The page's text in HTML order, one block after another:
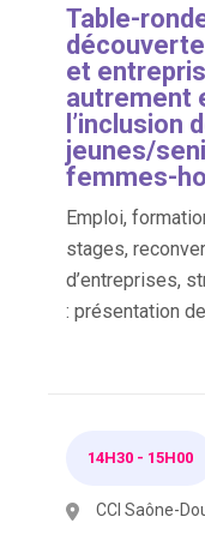
Table-
et
autrement
l’inclusion
jeunes/
femmes-
Emploi,
stages,
d’entreprises,
: présentation
14H30 - 15H00
CCI Saône-